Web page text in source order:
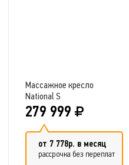
Массажное кресло
National S
279 999
от 7 778р. в месяц
рассрочка без переплат